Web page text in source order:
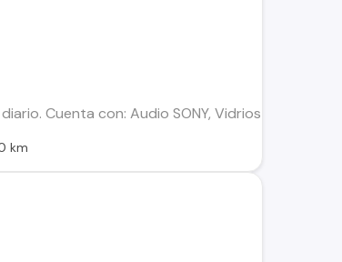
Cuenta con: Audio SONY, Vidrios
km